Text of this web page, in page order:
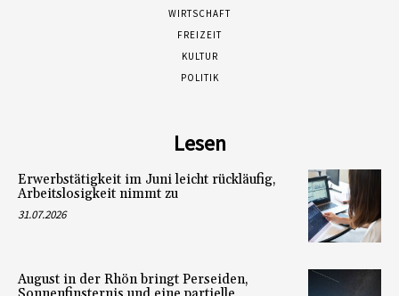
WIRTSCHAFT
FREIZEIT
KULTUR
POLITIK
Lesen
Erwerbstätigkeit im Juni leicht rückläufig,
Arbeitslosigkeit nimmt zu
31.07.2026
August in der Rhön bringt Perseiden,